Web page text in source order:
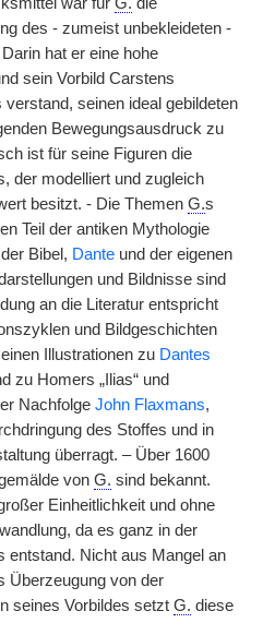
des - zumeist unbekleideten -
hat er eine hohe
sein Vorbild Carstens
seinen ideal gebildeten
Bewegungsausdruck zu
ist für seine Figuren die
der modelliert und zugleich
besitzt. - Die Themen G.s
Teil der antiken Mythologie
Bibel, Dante und der eigenen
und Bildnisse sind
an die Literatur entspricht
und Bildgeschichten
Illustrationen zu Dantes
zu Homers „Ilias“ und
Nachfolge John Flaxmans,
des Stoffes und in
überragt. – Über 1600
von G. sind bekannt.
Einheitlichkeit und ohne
da es ganz in der
entstand. Nicht aus Mangel an
Überzeugung von der
seines Vorbildes setzt G. diese